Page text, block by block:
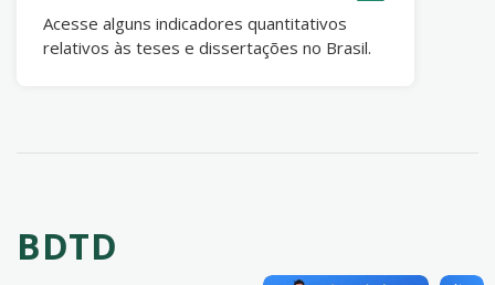
Acesse alguns indicadores quantitativos
relativos às teses e dissertações no Brasil.
BDTD